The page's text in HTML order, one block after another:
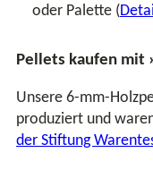
oder Palette (
Pellets kaufen mit
Unsere 6-mm-
produziert und
der Stiftung